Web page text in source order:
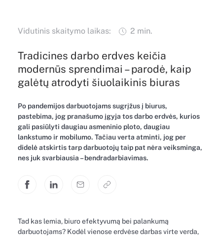
Vidutinis skaitymo laikas: 2 min.
Tradicines darbo erdves keičia
modernūs sprendimai – parodė, kaip
galėtų atrodyti šiuolaikinis biuras
Po pandemijos darbuotojams sugrįžus į biurus,
pastebima, jog pranašumo įgyja tos darbo erdvės, kurios
gali pasiūlyti daugiau asmeninio ploto, daugiau
lankstumo ir mobilumo. Tačiau verta atminti, jog per
didelė atskirtis tarp darbuotojų taip pat nėra veiksminga,
nes juk svarbiausia – bendradarbiavimas.
Tad kas lemia, biuro efektyvumą bei palankumą
darbuotojams? Kodėl vienose erdvėse darbas virte verda,